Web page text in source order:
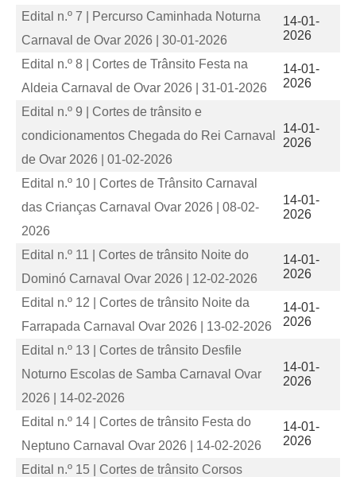
Edital n.º 7 | Percurso Caminhada Noturna
Carnaval de Ovar 2026 | 30-01-2026
14-01-
2026
Edital n.º 8 | Cortes de Trânsito Festa na
Aldeia Carnaval de Ovar 2026 | 31-01-2026
14-01-
2026
Edital n.º 9 | Cortes de trânsito e
condicionamentos Chegada do Rei Carnaval
de Ovar 2026 | 01-02-2026
14-01-
2026
Edital n.º 10 | Cortes de Trânsito Carnaval
das Crianças Carnaval Ovar 2026 | 08-02-
2026
14-01-
2026
Edital n.º 11 | Cortes de trânsito Noite do
Dominó Carnaval Ovar 2026 | 12-02-2026
14-01-
2026
Edital n.º 12 | Cortes de trânsito Noite da
Farrapada Carnaval Ovar 2026 | 13-02-2026
14-01-
2026
Edital n.º 13 | Cortes de trânsito Desfile
Noturno Escolas de Samba Carnaval Ovar
2026 | 14-02-2026
14-01-
2026
Edital n.º 14 | Cortes de trânsito Festa do
Neptuno Carnaval Ovar 2026 | 14-02-2026
14-01-
2026
Edital n.º 15 | Cortes de trânsito Corsos